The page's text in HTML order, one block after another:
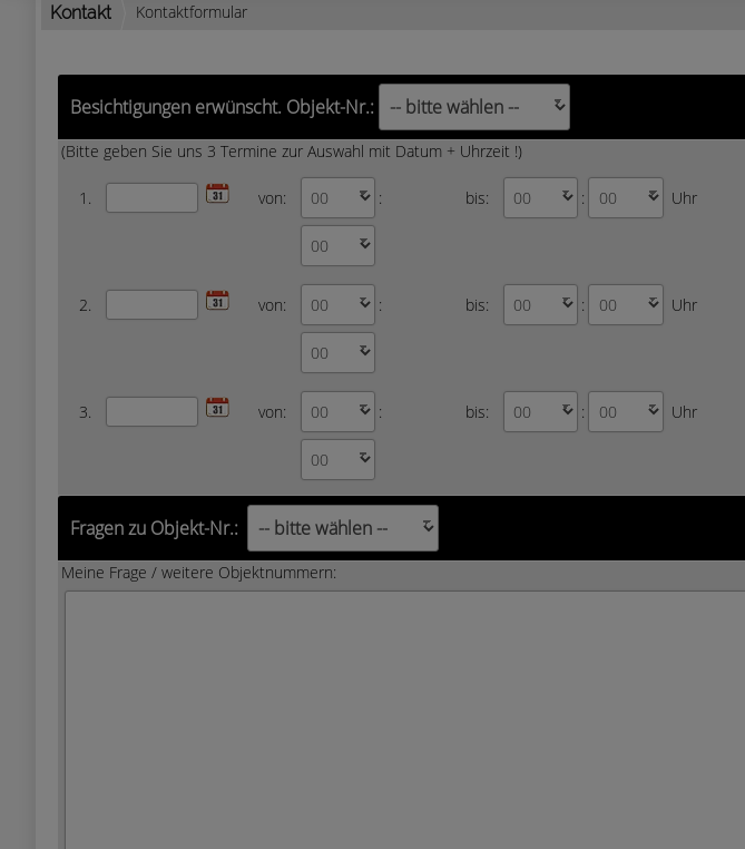
Kontakt Kontaktformular
Besichtigungen erwünscht. Objekt-Nr.:
(Bitte geben Sie uns 3 Termine zur Auswahl mit Datum + Uhrzeit !)
1. von: : bis: : Uhr
2. von: : bis: : Uhr
3. von: : bis: : Uhr
Fragen zu Objekt-Nr.:
Meine Frage / weitere Objektnummern: